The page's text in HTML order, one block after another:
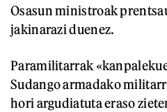
Osasun ministroak
jakinarazi duenez.
Paramilitarrak
Sudango armadako
hori argudiatuta eraso